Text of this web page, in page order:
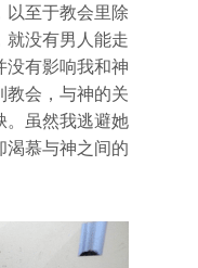
以至于教会里除
就没有男人能走
没有影响我和神
教会，与神的关
。虽然我逃避她
渴慕与神之间的